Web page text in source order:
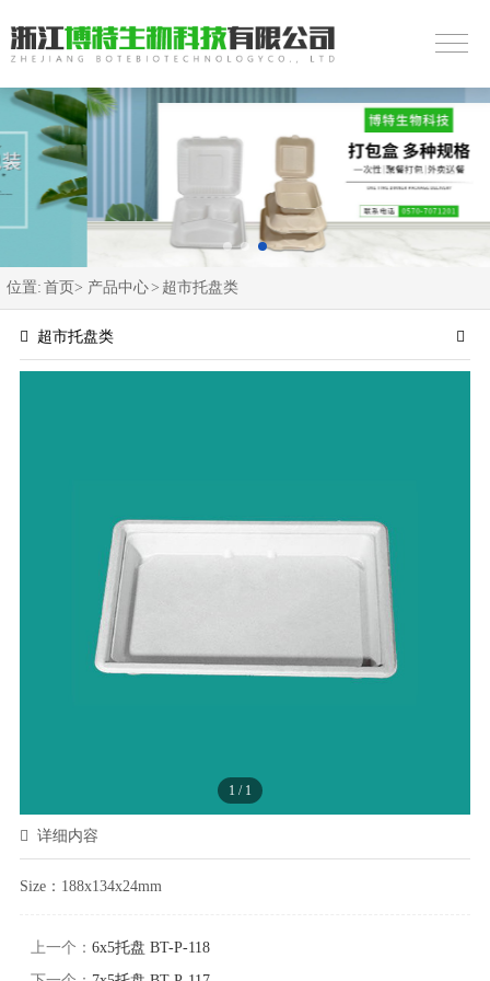
位置: 首页> 产品中心> 超市托盘类
超市托盘类
1 / 1
详细内容
Size：188x134x24mm
上一个： 6x5托盘 BT-P-118